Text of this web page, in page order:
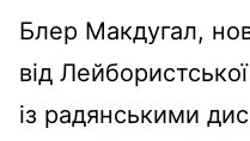
Блер Макдугал,
від
із радянськими